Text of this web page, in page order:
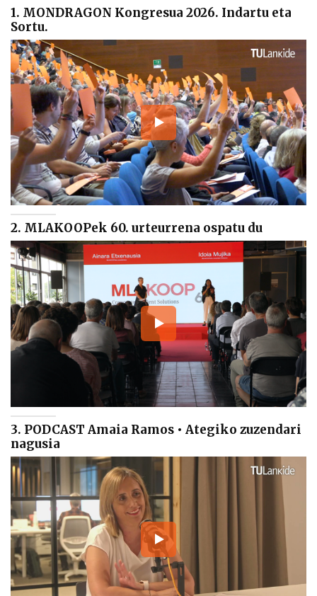
1. MONDRAGON Kongresua 2026. Indartu eta
Sortu.
2. MLAKOOPek 60. urteurrena ospatu du
3. PODCAST Amaia Ramos • Ategiko zuzendari
nagusia